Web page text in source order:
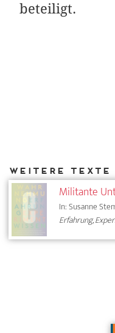
beteiligt.
Militante
In: Susanne
Erfahrung,